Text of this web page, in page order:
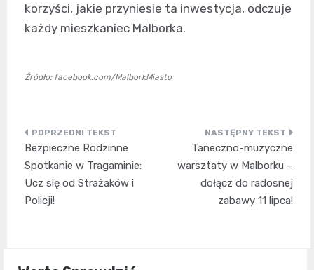
korzyści, jakie przyniesie ta inwestycja, odczuje
każdy mieszkaniec Malborka.
Źródło: facebook.com/MalborkMiasto
Nawigacja
wpisu
Bezpieczne Rodzinne
Spotkanie w Tragaminie:
Ucz się od Strażaków i
Policji!
Taneczno-muzyczne
warsztaty w Malborku –
dołącz do radosnej
zabawy 11 lipca!